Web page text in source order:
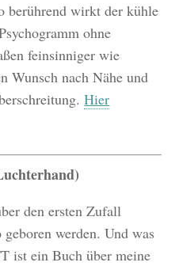
berührend wirkt der kühle
ohne
feinsinniger wie
Wunsch nach Nähe und
Hier
den ersten Zufall
werden. Und was
ist ein Buch über meine